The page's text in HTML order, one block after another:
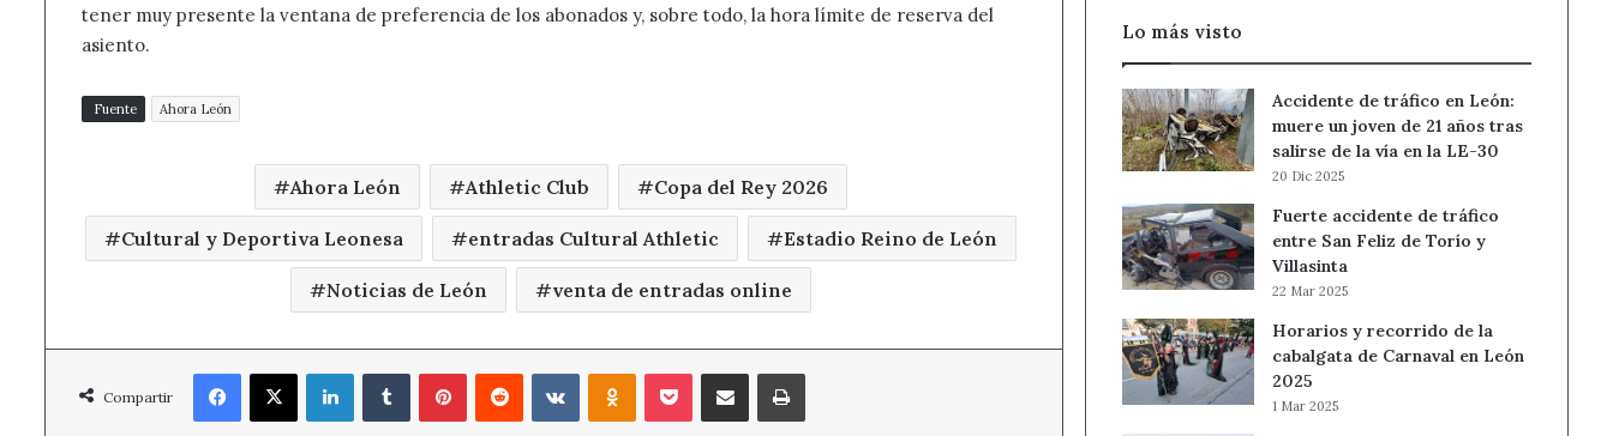
tener muy presente la ventana de preferencia de los abonados y, sobre todo, la hora límite de reserva del
asiento.
Fuente Ahora León
Ahora León Athletic Club Copa del Rey 2026
Cultural y Deportiva Leonesa entradas Cultural Athletic Estadio Reino de León
Noticias de León venta de entradas online
Compartir
Facebook
X LinkedInTumblrPinterestReddit VKontakteOdnoklassniki
PocketCompartir por correo electrónicoImprimir
Lo más visto
Accidente de tráfico en León:
muere un joven de 21 años tras
salirse de la vía en la LE-30
20 Dic 2025
Fuerte accidente de tráfico
entre San Feliz de Torío y
Villasinta
22 Mar 2025
Horarios y recorrido de la
cabalgata de Carnaval en León
2025
1 Mar 2025